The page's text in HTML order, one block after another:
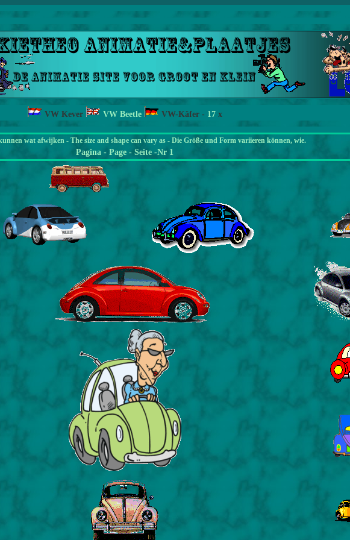
VW Kever VW Beetle VW-Käfer - 17 x
wat afwijken - The size and shape can vary as - Die Größe und Form variieren können, wie.
Pagina - Page - Seite -Nr 1